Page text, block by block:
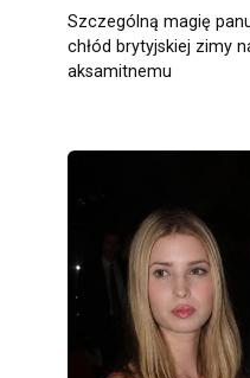
Szczególną magię
chłód brytyjskiej zimy
aksamitnemu